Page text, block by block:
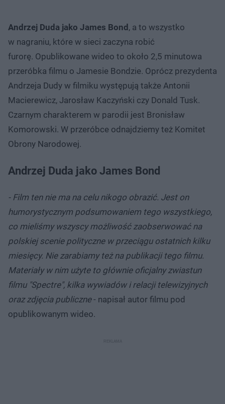
Andrzej Duda jako James Bond, a to wszystko
w nagraniu, które w sieci zaczyna robić
furorę. Opublikowane wideo to około 2,5 minutowa
przeróbka filmu o Jamesie Bondzie. Oprócz prezydenta
Andrzeja Dudy w filmiku występują także Antonii
Macierewicz, Jarosław Kaczyński czy Donald Tusk.
Czarnym charakterem w parodii jest Bronisław
Komorowski. W przeróbce odnajdziemy też Komitet
Obrony Narodowej.
Andrzej Duda jako James Bond
- Film ten nie ma na celu nikogo obrazić. Jest on
humorystycznym podsumowaniem tego wszystkiego,
co mieliśmy wszyscy możliwość zaobserwować na
polskiej scenie polityczne w przeciągu ostatnich kilku
miesięcy. Nie zarabiamy też na publikacji tego filmu.
Materiały w nim użyte to głównie oficjalny zwiastun
filmu "Spectre", kilka wywiadów i relacji telewizyjnych
oraz zdjęcia publiczne- napisał autor filmu pod
opublikowanym wideo.